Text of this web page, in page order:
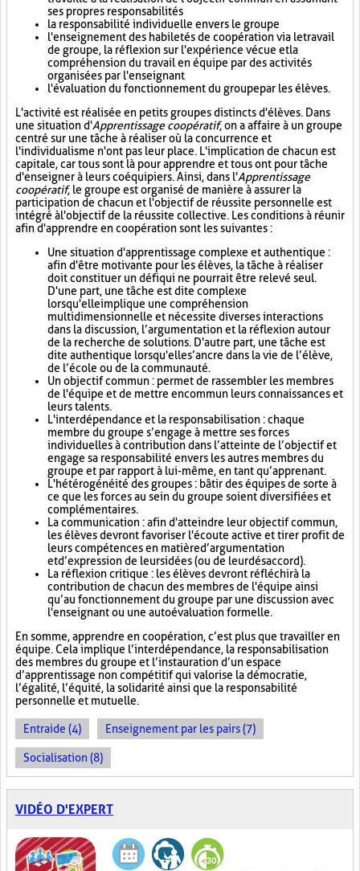
ses propres responsabilités
la responsabilité individuelle envers le groupe
l'enseignement des habiletés de coopération via le travail
de groupe, la réflexion sur l'expérience vécue et la
compréhension du travail en équipe par des activités
organisées par l'enseignant
l'évaluation du fonctionnement du groupe par les élèves.
L'activité est réalisée en petits groupes distincts d'élèves. Dans
une situation d'Apprentissage coopératif, on a affaire à un groupe
centré sur une tâche à réaliser où la concurrence et
l'individualisme n'ont pas leur place. L'implication de chacun est
capitale, car tous sont là pour apprendre et tous ont pour tâche
d'enseigner à leurs coéquipiers. Ainsi, dans l'Apprentissage
coopératif, le groupe est organisé de manière à assurer la
participation de chacun et l'objectif de réussite personnelle est
intégré à l'objectif de la réussite collective. Les conditions à réunir
afin d'apprendre en coopération sont les suivantes :
Une situation d'apprentissage complexe et authentique :
afin d'être motivante pour les élèves, la tâche à réaliser
doit constituer un défi qui ne pourrait être relevé seul.
D'une part, une tâche est dite complexe
lorsqu'elle implique une compréhension
multidimensionnelle et nécessite diverses interactions
dans la discussion, l’argumentation et la réflexion autour
de la recherche de solutions. D'autre part, une tâche est
dite authentique lorsqu'elle s’ancre dans la vie de l’élève,
de l’école ou de la communauté.
Un objectif commun : permet de rassembler les membres
de l'équipe et de mettre en commun leurs connaissances et
leurs talents.
L'interdépendance et la responsabilisation : chaque
membre du groupe s’engage à mettre ses forces
individuelles à contribution dans l’atteinte de l’objectif et
engage sa responsabilité envers les autres membres du
groupe et par rapport à lui-même, en tant qu’apprenant.
L'hétérogénéité des groupes : bâtir des équipes de sorte à
ce que les forces au sein du groupe soient diversifiées et
complémentaires.
La communication : afin d'atteindre leur objectif commun,
les élèves devront favoriser l'écoute active et tirer profit de
leurs compétences en matière d’argumentation
et d’expression de leurs idées (ou de leur désaccord).
La réflexion critique : les élèves devront réfléchir à la
contribution de chacun des membres de l'équipe ainsi
qu’au fonctionnement du groupe par une discussion avec
l'enseignant ou une autoévaluation formelle.
En somme, apprendre en coopération, c’est plus que travailler en
équipe. Cela implique l’interdépendance, la responsabilisation
des membres du groupe et l’instauration d’un espace
d’apprentissage non compétitif qui valorise la démocratie,
l’égalité, l’équité, la solidarité ainsi que la responsabilité
personnelle et mutuelle.
Entraide (4) Enseignement par les pairs (7)
Socialisation (8)
VIDÉO D'EXPERT